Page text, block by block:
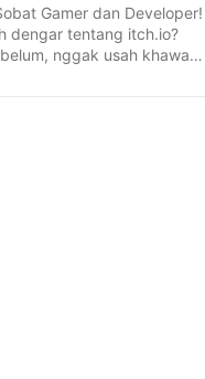
Gamer dan Developer!
dengar tentang itch.io?
nggak usah khawatir.